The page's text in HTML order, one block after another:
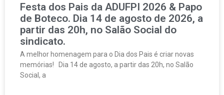
Festa dos Pais da ADUFPI 2026 & Papo
de Boteco. Dia 14 de agosto de 2026, a
partir das 20h, no Salão Social do
sindicato.
A melhor homenagem para o Dia dos Pais é criar novas
memórias! Dia 14 de agosto, a partir das 20h, no Salão
Social, a